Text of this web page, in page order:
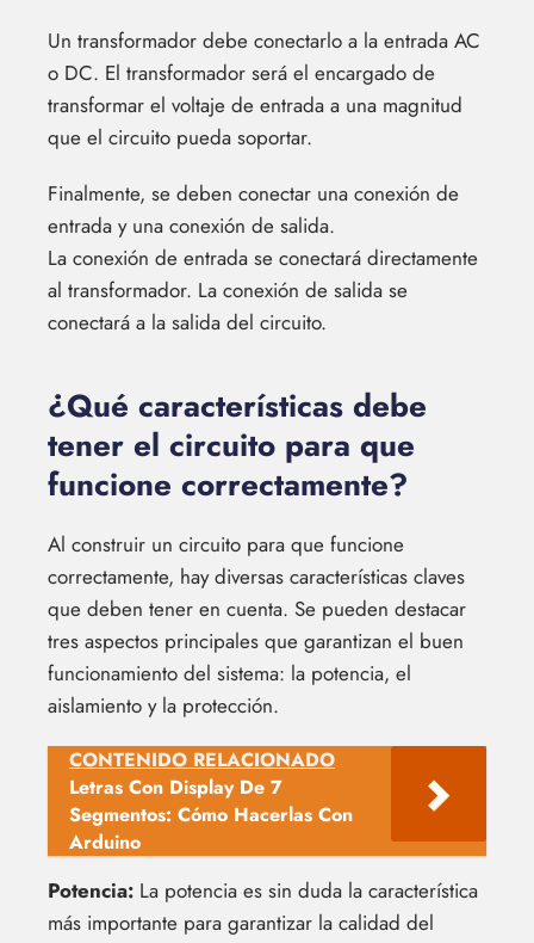
Un transformador debe conectarlo a la entrada AC
o DC. El transformador será el encargado de
transformar el voltaje de entrada a una magnitud
que el circuito pueda soportar.
Finalmente, se deben conectar una conexión de
entrada y una conexión de salida.
La conexión de entrada se conectará directamente
al transformador. La conexión de salida se
conectará a la salida del circuito.
¿Qué características debe
tener el circuito para que
funcione correctamente?
Al construir un circuito para que funcione
correctamente, hay diversas características claves
que deben tener en cuenta. Se pueden destacar
tres aspectos principales que garantizan el buen
funcionamiento del sistema: la potencia, el
aislamiento y la protección.
CONTENIDO RELACIONADO
Letras Con Display De 7
Segmentos: Cómo Hacerlas Con
Arduino
Potencia: La potencia es sin duda la característica
más importante para garantizar la calidad del